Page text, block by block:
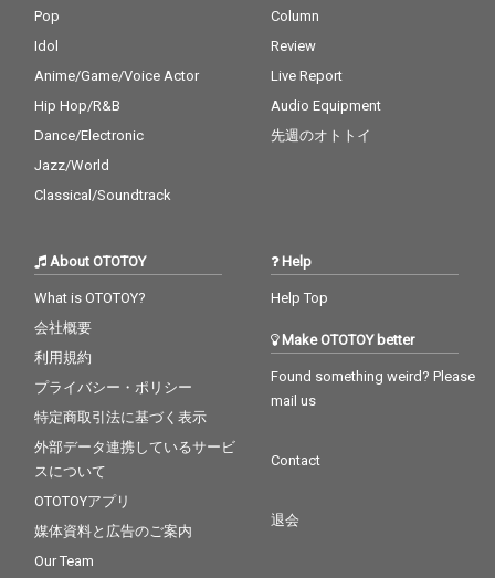
Pop
Idol
Anime/Game/Voice Actor
Hip Hop/R&B
Dance/Electronic
Jazz/World
Classical/Soundtrack
Column
Review
Live Report
Audio Equipment
先週のオトトイ
About OTOTOY
What is OTOTOY?
会社概要
利用規約
プライバシー・ポリシー
特定商取引法に基づく表示
外部データ連携しているサービ
スについて
OTOTOYアプリ
媒体資料と広告のご案内
Our Team
Help
Help Top
Make OTOTOY better
Found something weird? Please
mail us
Contact
退会